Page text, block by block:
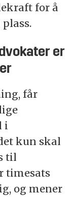
for å
er
får
i
kun skal
til
timesats
og mener